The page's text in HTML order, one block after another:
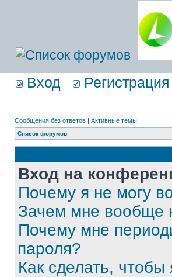
Вход Регистрация
Сообщения без ответов | Активные темы
Список форумов
Вход на
Почему я не могу
Зачем мне вообще
Почему мне
пароля?
Как сделать, чтобы